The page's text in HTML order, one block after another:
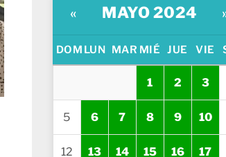
« MAYO 2024
DOM LUN MAR MIÉ JUE VIE
1 2 3
5 6 7 8 9 10
12 13 14 15 16 17